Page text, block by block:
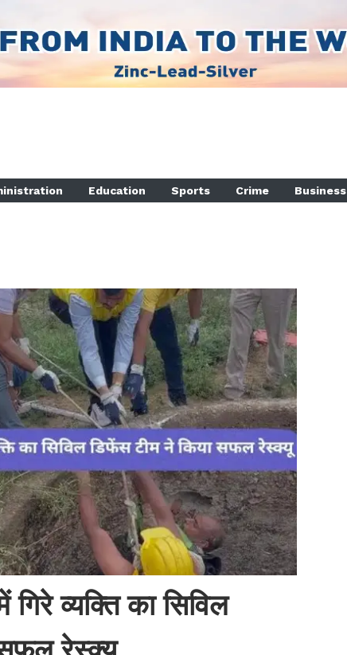
Education Sports Crime Business
व्यक्ति का सिविल